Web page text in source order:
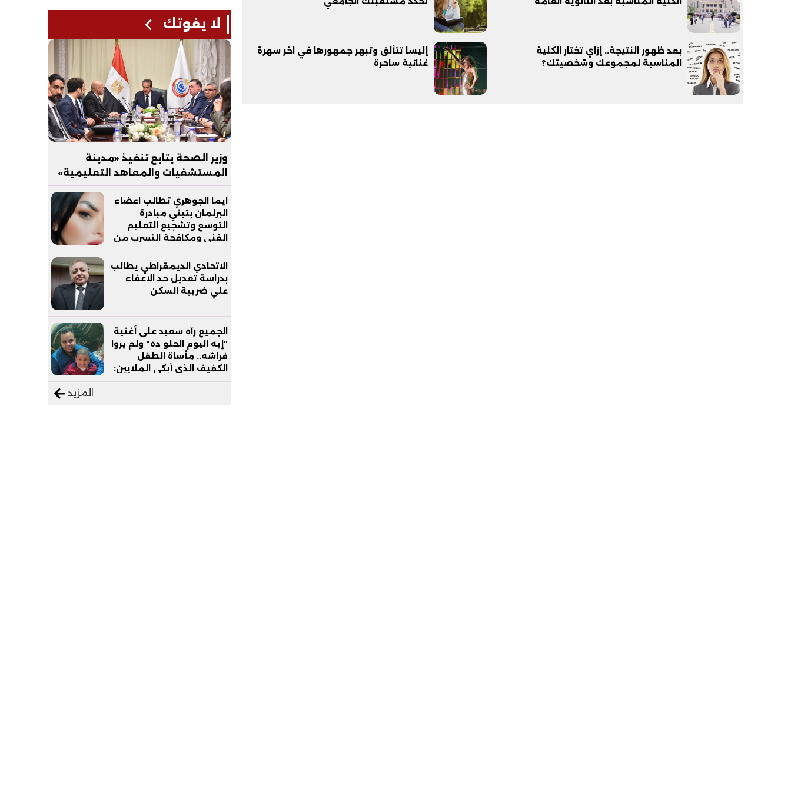
بعد ظهور النتيجة.. إزاي تختار الكلية
المناسبة لمجموعك وشخصيتك؟
إليسا تتألق وتبهر جمهورها في اخر سهرة
غنائية ساحرة
لا يفوتك
وزير الصحة يتابع تنفيذ «مدينة
المستشفيات والمعاهد التعليمية»
بالعاصمة الجديدة
ايما الجوهري تطالب اعضاء
البرلمان بتبني مبادرة
التوسع وتشجيع التعليم
الفني ومكافحة التسرب من
التعليم
الاتحادي الديمقراطي يطالب
بدراسة تعديل حد الاعفاء
علي ضريبة السكن
الجميع رآه سعيد على أغنية
"إيه اليوم الحلو ده" ولم يروا
فراشه.. مأساة الطفل
الكفيف الذي أبكى الملايين:
المزيد